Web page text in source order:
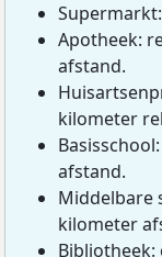
Apotheek:
afstand.
kilometer
afstand.
Middelbare
kilometer
Bibliotheek: